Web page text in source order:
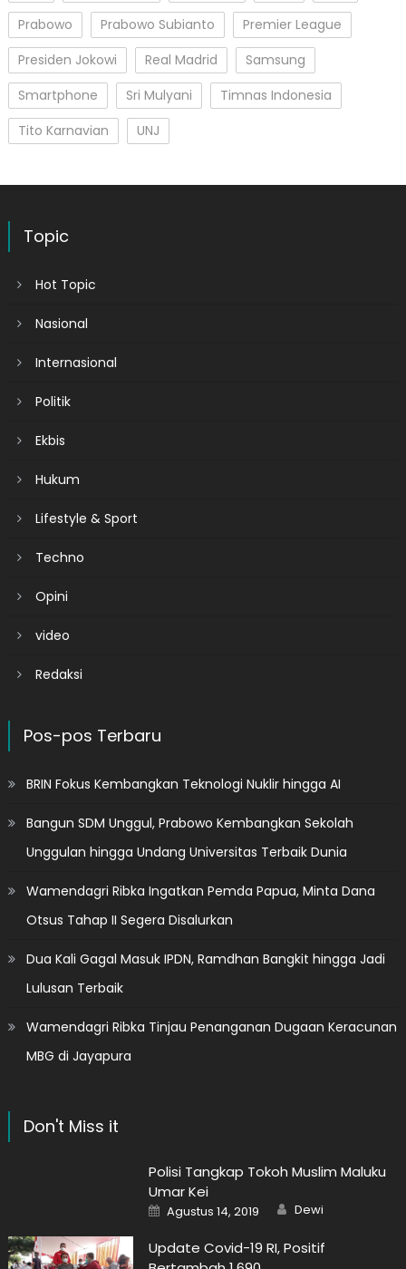
Prabowo
Prabowo Subianto
Premier League
Presiden Jokowi
Real Madrid
Samsung
Smartphone
Sri Mulyani
Timnas Indonesia
Tito Karnavian
UNJ
Topic
Hot Topic
Nasional
Internasional
Politik
Ekbis
Hukum
Lifestyle & Sport
Techno
Opini
video
Redaksi
Pos-pos Terbaru
BRIN Fokus Kembangkan Teknologi Nuklir hingga AI
Bangun SDM Unggul, Prabowo Kembangkan Sekolah
Unggulan hingga Undang Universitas Terbaik Dunia
Wamendagri Ribka Ingatkan Pemda Papua, Minta Dana
Otsus Tahap II Segera Disalurkan
Dua Kali Gagal Masuk IPDN, Ramdhan Bangkit hingga Jadi
Lulusan Terbaik
Wamendagri Ribka Tinjau Penanganan Dugaan Keracunan
MBG di Jayapura
Don't Miss it
Polisi Tangkap Tokoh Muslim Maluku
Umar Kei
Posted
on
Agustus 14, 2019 Author
Dewi
Update Covid-19 RI, Positif